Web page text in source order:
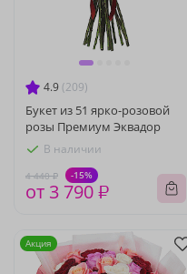
4.9 (209)
Букет из 51 ярко-розовой
розы Премиум Эквадор
В наличии
4 440 ₽ -15%
от 3 790 ₽
Акция